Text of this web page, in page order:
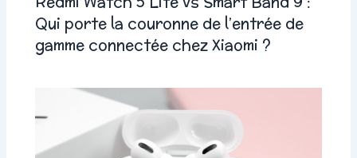
Qui porte la couronne de l’entrée de
gamme connectée chez Xiaomi ?